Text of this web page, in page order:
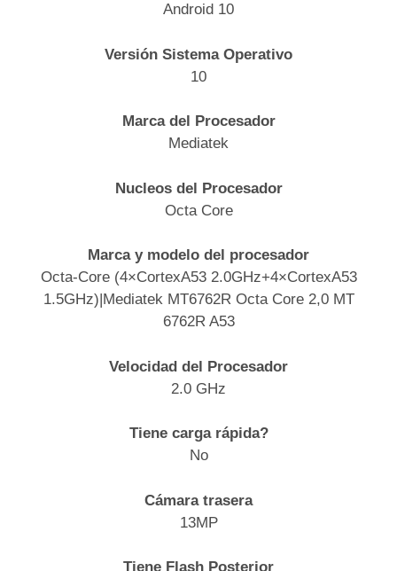
Android 10
Versión Sistema Operativo
10
Marca del Procesador
Mediatek
Nucleos del Procesador
Octa Core
Marca y modelo del procesador
Octa-Core (4×CortexA53 2.0GHz+4×CortexA53
1.5GHz)|Mediatek MT6762R Octa Core 2,0 MT
6762R A53
Velocidad del Procesador
2.0 GHz
Tiene carga rápida?
No
Cámara trasera
13MP
Tiene Flash Posterior